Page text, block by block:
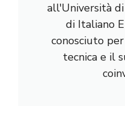
all'Università
di Italiano
conosciuto
tecnica e il